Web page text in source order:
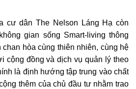
cư dân The Nelson Láng Hạ còn
gian sống Smart-living thông
chan hòa cùng thiên nhiên, cùng hệ
cộng đồng và dịch vụ quản lý theo
là định hướng tập trung vào chất
thêm của chủ đầu tư nhằm trao